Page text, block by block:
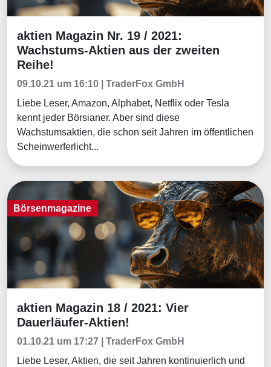
Börsenmagazine
aktien Magazin Nr. 19 / 2021:
Wachstums-Aktien aus der zweiten
Reihe!
09.10.21 um 16:10 | TraderFox GmbH
Liebe Leser, Amazon, Alphabet, Netflix oder Tesla
kennt jeder Börsianer. Aber sind diese
Wachstumsaktien, die schon seit Jahren im öffentlichen
Scheinwerferlicht...
Börsenmagazine
Börsenmagazine
aktien Magazin 18 / 2021: Vier
Dauerläufer-Aktien!
01.10.21 um 17:27 | TraderFox GmbH
Liebe Leser, Aktien, die seit Jahren kontinuierlich und